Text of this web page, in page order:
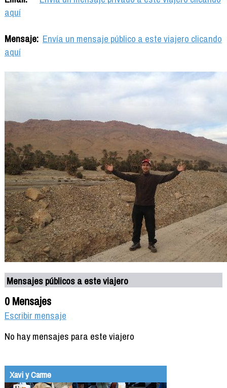
aquí
Mensaje: Envía un mensaje público a este viajero clicando
aquí
Mensajes públicos a este viajero
0 Mensajes
Escribir mensaje
No hay mensajes para este viajero
Xavi y Carme